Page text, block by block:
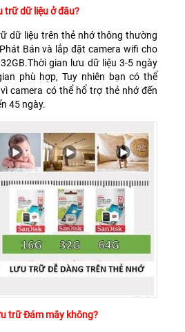
trữ dữ liệu ở đâu?
dữ liệu trên thẻ nhớ thông thường
Bán và lắp đặt camera wifi cho
gian lưu dữ liệu 3-5 ngày
phù hợp, Tuy nhiên bạn có thể
camera có thể hổ trợ thẻ nhớ đến
45 ngày.
trữ Đám mây không?